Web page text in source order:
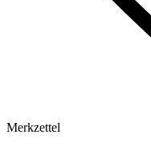
Merkzettel